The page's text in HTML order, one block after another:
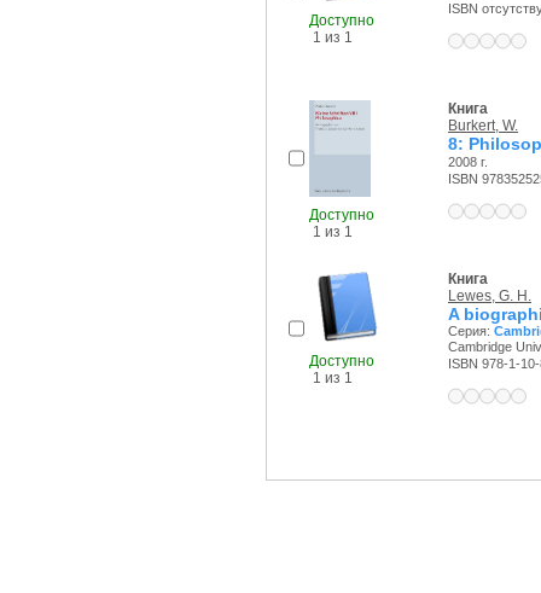
Доступно
1 из 1
ISBN
Доступно
1 из 1
Книга
Burkert, W.
8:
2008 г.
ISBN
Доступно
1 из 1
Книга
Lewes, G. H.
A
Серия:
Cambridge
ISBN 978-1-